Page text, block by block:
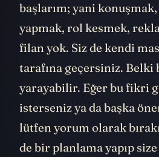
başlarım; yani konuşmak,
yapmak, rol kesmek,
filan yok. Siz de kendi
tarafına geçersiniz. Belki
yarayabilir. Eğer bu fikri
isterseniz ya da başka
lütfen yorum olarak
de bir planlama yapıp